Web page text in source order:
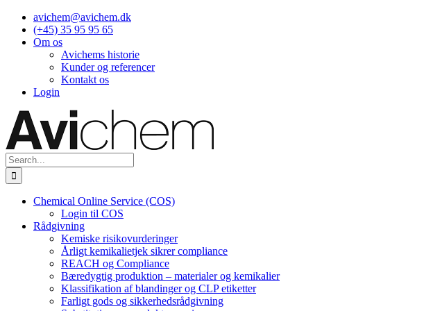
Skip
content
avichem@avichem.dk
(+45) 35 95 95 65
Om os
Avichems historie
Kunder og referencer
Kontakt os
Login
Search
for:
Chemical Online Service (COS)
Login til COS
Rådgivning
Kemiske risikovurderinger
Årligt kemikalietjek sikrer compliance
REACH og Compliance
Bæredygtig produktion – materialer og kemikalier
Klassifikation af blandinger og CLP etiketter
Farligt gods og sikkerhedsrådgivning